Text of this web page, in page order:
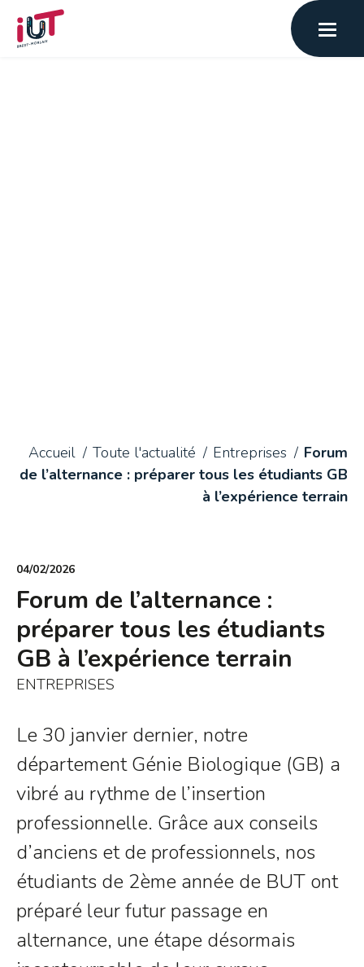
Accueil Toute l'actualité Entreprises
Forum
de l’alternance : préparer tous les étudiants GB
à l’expérience terrain
04/02/2026
Forum de l’alternance :
préparer tous les étudiants
GB à l’expérience terrain
ENTREPRISES
Le 30 janvier dernier, notre
département Génie Biologique (GB) a
vibré au rythme de l’insertion
professionnelle. Grâce aux conseils
d’anciens et de professionnels, nos
étudiants de 2ème année de BUT ont
préparé leur futur passage en
alternance, une étape désormais